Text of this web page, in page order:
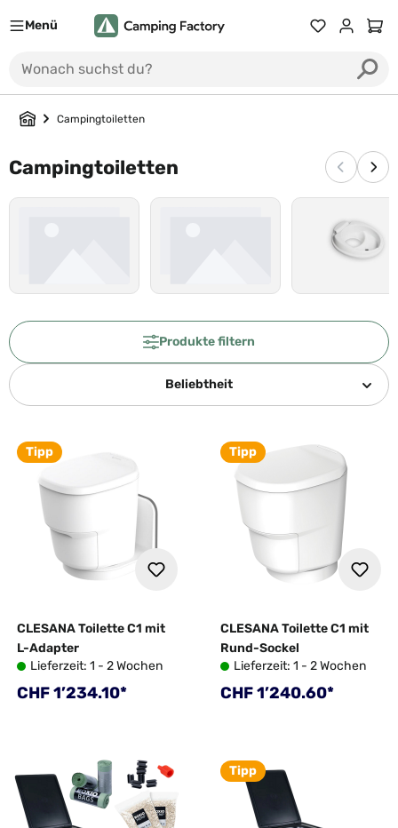
Menü Du hast 0
Campingtoiletten
Campingtoiletten Vorherige
Produkte filtern
Beliebtheit
Tipp
CLESANA Toilette C1 mit
L-Adapter
Lieferzeit: 1 - 2 Wochen
Regulärer Preis:
CHF 1’234.10*
Tipp
CLESANA Toilette C1 mit
Rund-Sockel
Lieferzeit: 1 - 2 Wochen
Regulärer Preis:
CHF 1’240.60*
Tipp